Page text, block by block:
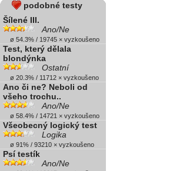
podobné testy
Šílené III.
Ano/Ne
ø 54.3% / 19745 × vyzkoušeno
Test, který dělala
blondýnka
Ostatní
ø 20.3% / 11712 × vyzkoušeno
Ano či ne? Neboli od
všeho trochu..
Ano/Ne
ø 58.4% / 14721 × vyzkoušeno
Všeobecný logický test
Logika
ø 91% / 93210 × vyzkoušeno
Psí testík
Ano/Ne